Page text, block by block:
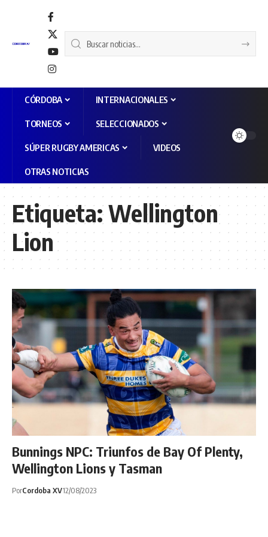
CÓRDOBA INTERNACIONALES
TORNEOS SELECCIONADOS
SÚPER RUGBY AMERICAS VIDEOS
OTRAS NOTICIAS
Etiqueta:Wellington
Lion
Bunnings NPC: Triunfos de Bay Of Plenty,
Wellington Lions y Tasman
PorCordoba XV12/08/2023